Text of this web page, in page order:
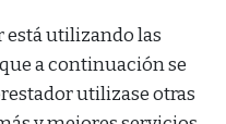
está utilizando las
a continuación se
utilizase otras